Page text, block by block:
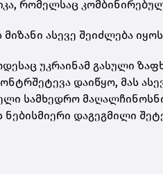
რომელსაც
ასევე შეიძლება
უკრაინამ გასული
დაიწყო, მას
სამხედრო
დაგეგმილი